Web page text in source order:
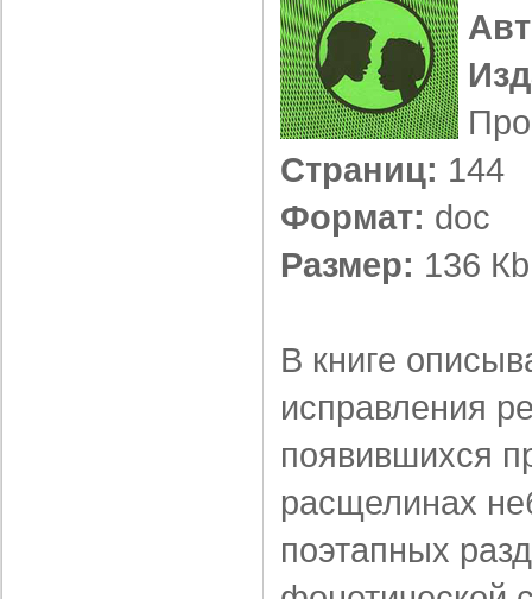
Страниц: 144
Формат: doc
Размер: 136 Кb
В книге
исправления
появившихся
расщелинах
поэтапных